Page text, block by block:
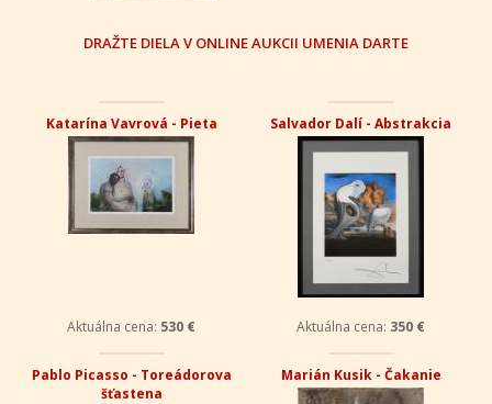
DRAŽTE DIELA V ONLINE AUKCII UMENIA DARTE
Katarína Vavrová - Pieta
Aktuálna cena: 530 €
Salvador Dalí - Abstrakcia
Aktuálna cena: 350 €
Pablo Picasso - Toreádorova
šťastena
Marián Kusik - Čakanie